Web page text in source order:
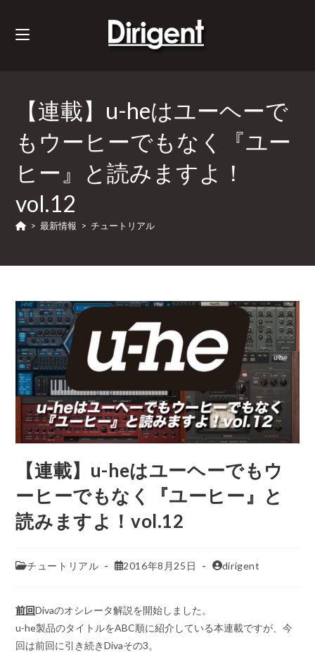
【連載】u-heはユーヘーで
もウーヒーでもなく『ユー
ヒー』と読みますよ！
vol.12
> 最新情報 > チュートリアル
【連載】u-heはユーヘーでもウ
ーヒーでもなく『ユーヒー』と
読みますよ！vol.12
チュートリアル 2016年8月25日 dirigent
前回Divaのオシレータ解説を開始しました。
u-he製品のタイトルをABC順に紹介している本連載ですが、今
回は前回に引き続きDivaその3。